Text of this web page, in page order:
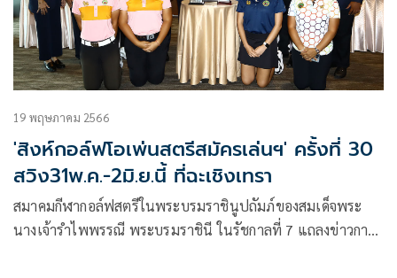
รางวัลรวมรายการละ 5 ล้านบาท
19 พฤษภาคม 2566
'สิงห์กอล์ฟโอเพ่นสตรีสมัครเล่นฯ' ครั้งที่ 30
สวิง31พ.ค.-2มิ.ย.นี้ ที่ฉะเชิงเทรา
สมาคมกีฬากอล์ฟสตรีในพระบรมราชินูปถัมภ์ของสมเด็จพระ
นางเจ้ารําไพพรรณี พระบรมราชินี ในรัชกาลที่ 7 แถลงข่าวการ